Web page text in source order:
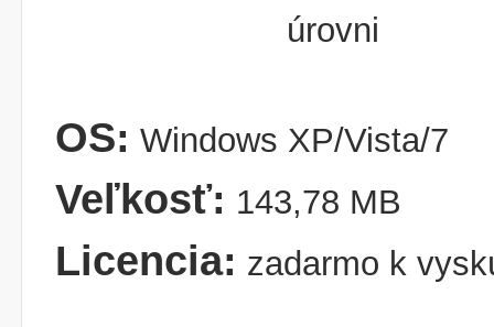
úrovni
OS: Windows XP/Vista/7
Veľkosť: 143,78 MB
Licencia: zadarmo k